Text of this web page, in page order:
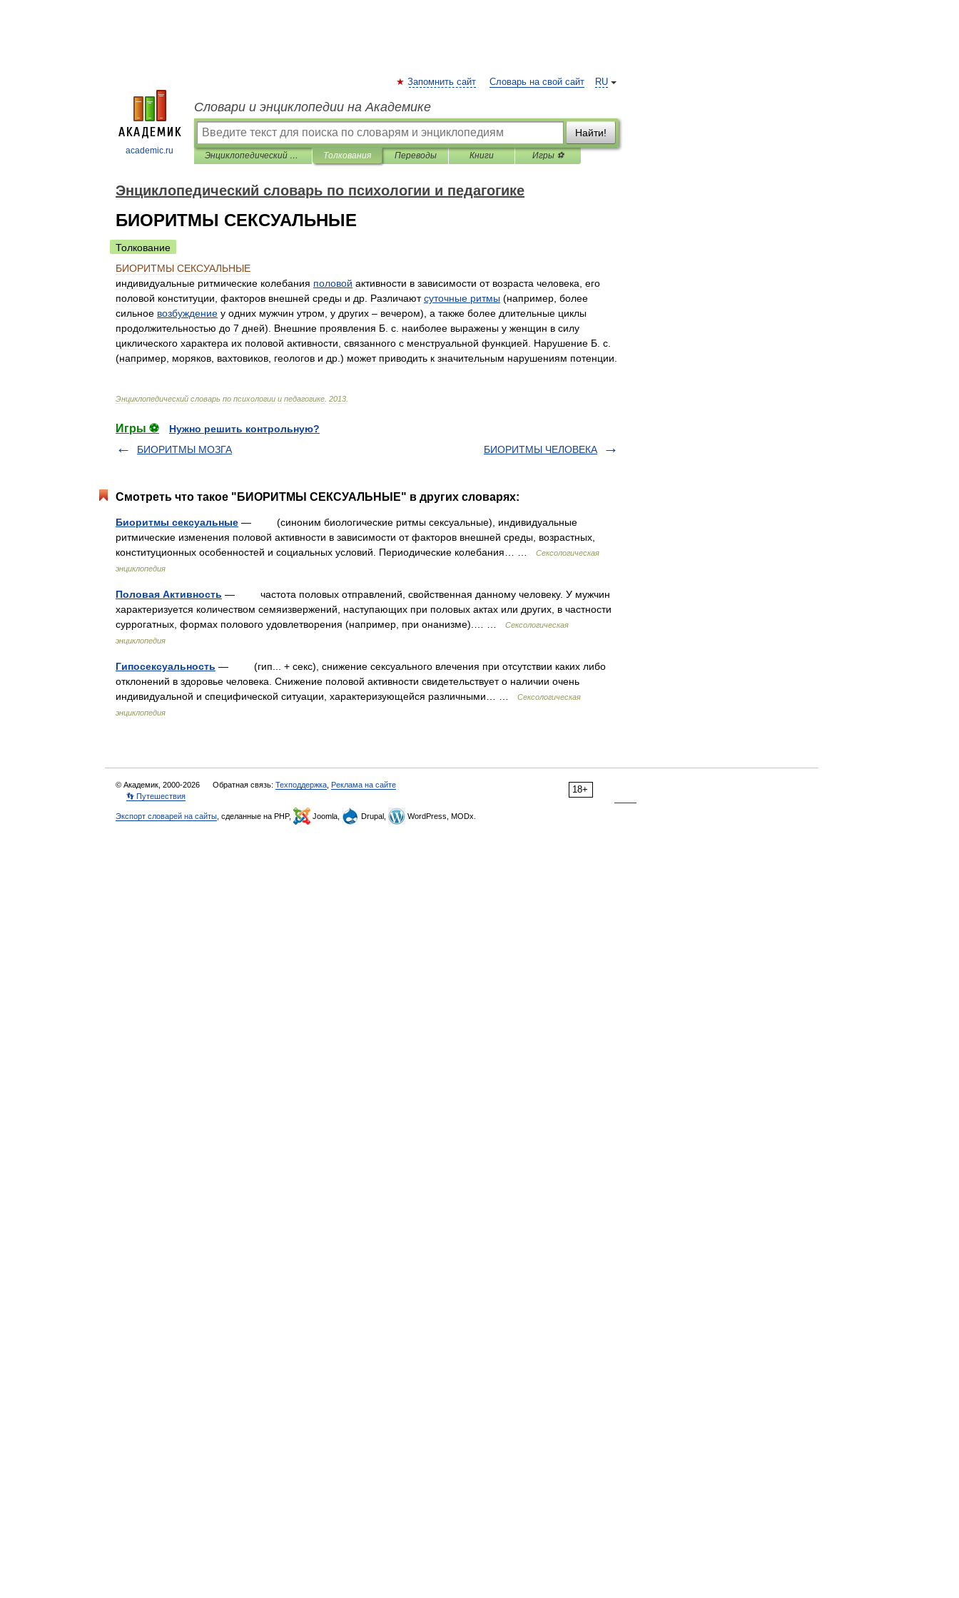
academic.ru
RU
Запомнить сайт Словарь на свой сайт
Словари и энциклопедии на Академике
Найти!
Энциклопедический словарь по психологии и педагогике Толкования Переводы Книги Игры ⚽
Энциклопедический словарь по психологии и педагогике
БИОРИТМЫ СЕКСУАЛЬНЫЕ
Толкование
БИОРИТМЫ СЕКСУАЛЬНЫЕ
индивидуальные ритмические колебания половой активности в зависимости от возраста человека его
половой конституции факторов внешней среды и др Различают суточные ритмы (например более
сильное возбуждение у одних мужчин утром у других – вечером), а также более длительные циклы
продолжительностью до 7 дней). Внешние проявления Б с наиболее выражены у женщин в силу
циклического характера их половой активности связанного с менструальной функцией Нарушение Б с
(например моряков вахтовиков геологов и др .) может приводить к значительным нарушениям потенции
Энциклопедический словарь по психологии и педагогике 2013
Игры ⚽
Нужно решить контрольную?
БИОРИТМЫ МОЗГА
БИОРИТМЫ ЧЕЛОВЕКА
Смотреть что такое "БИОРИТМЫ СЕКСУАЛЬНЫЕ" в других словарях:
Биоритмы сексуальные — (синоним биологические ритмы сексуальные), индивидуальные
ритмические изменения половой активности в зависимости от факторов внешней среды, возрастных,
конституционных особенностей и социальных условий. Периодические колебания… …
Сексологическая
энциклопедия
Половая Активность — частота половых отправлений, свойственная данному человеку. У мужчин
характеризуется количеством семяизвержений, наступающих при половых актах или других, в частности
суррогатных, формах полового удовлетворения (например, при онанизме).… …
Сексологическая
энциклопедия
Гипосексуальность — (гип... + секс), снижение сексуального влечения при отсутствии каких либо
отклонений в здоровье человека. Снижение половой активности свидетельствует о наличии очень
индивидуальной и специфической ситуации, характеризующейся различными… …
Сексологическая
энциклопедия
18+
© Академик, 2000-2026 Обратная связь: Техподдержка Реклама на сайте
👣 Путешествия
Экспорт словарей на сайты , сделанные на PHP, Joomla, Drupal, WordPress, MODx.